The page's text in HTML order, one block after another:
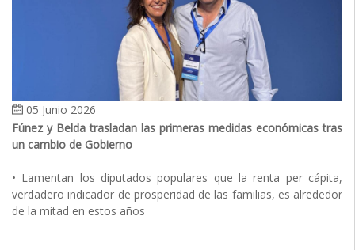
05 Junio 2026
Fúnez y Belda trasladan las primeras medidas económicas tras
un cambio de Gobierno
• Lamentan los diputados populares que la renta per cápita,
verdadero indicador de prosperidad de las familias, es alrededor
de la mitad en estos años